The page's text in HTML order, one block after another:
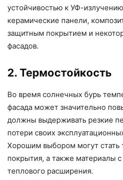
устойчивостью к УФ-
керамические панели,
защитным покрытием и
фасадов.
2. Термостойкость
Во время солнечных бурь
фасада может значительно
должны выдерживать резкие
потери своих
Хорошим выбором могут стать
покрытия, а также материалы
теплового расширения.